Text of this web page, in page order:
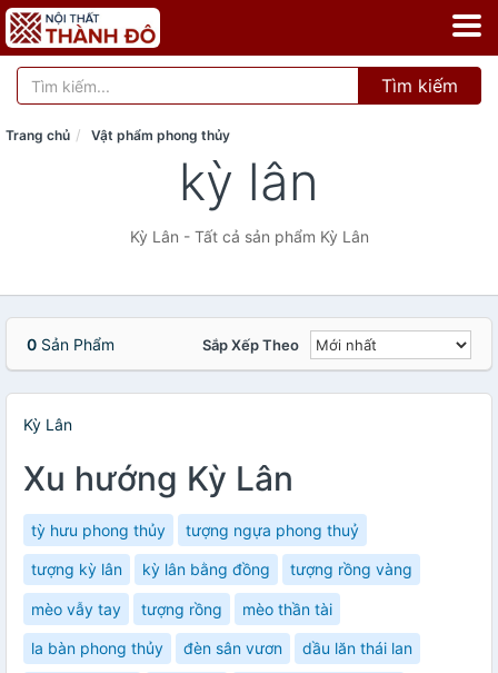
Tìm kiếm
Trang chủ Vật phẩm phong thủy
kỳ lân
Kỳ Lân - Tất cả sản phẩm Kỳ Lân
0 Sản Phẩm Sắp Xếp Theo
Kỳ Lân
Xu hướng Kỳ Lân
tỳ hưu phong thủy tượng ngựa phong thuỷ
tượng kỳ lân kỳ lân bằng đồng tượng rồng vàng
mèo vẫy tay tượng rồng mèo thần tài
la bàn phong thủy đèn sân vươn dầu lăn thái lan